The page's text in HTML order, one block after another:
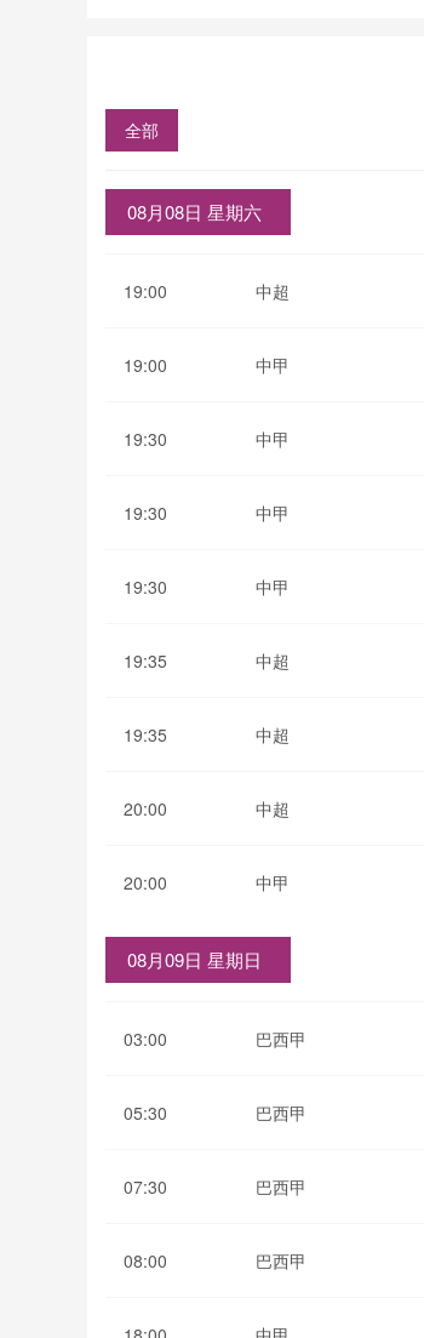
全部
08月08日 星期六
19:00 中超
19:00 中甲
19:30 中甲
19:30 中甲
19:30 中甲
19:35 中超
19:35 中超
20:00 中超
20:00 中甲
08月09日 星期日
03:00 巴西甲
05:30 巴西甲
07:30 巴西甲
08:00 巴西甲